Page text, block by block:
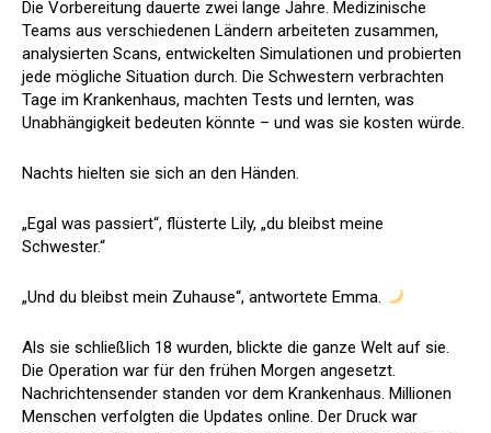
Die Vorbereitung dauerte zwei lange Jahre. Medizinische
Teams aus verschiedenen Ländern arbeiteten zusammen,
analysierten Scans, entwickelten Simulationen und probierten
jede mögliche Situation durch. Die Schwestern verbrachten
Tage im Krankenhaus, machten Tests und lernten, was
Unabhängigkeit bedeuten könnte – und was sie kosten würde.
Nachts hielten sie sich an den Händen.
„Egal was passiert“, flüsterte Lily, „du bleibst meine
Schwester.“
„Und du bleibst mein Zuhause“, antwortete Emma.
Als sie schließlich 18 wurden, blickte die ganze Welt auf sie.
Die Operation war für den frühen Morgen angesetzt.
Nachrichtensender standen vor dem Krankenhaus. Millionen
Menschen verfolgten die Updates online. Der Druck war